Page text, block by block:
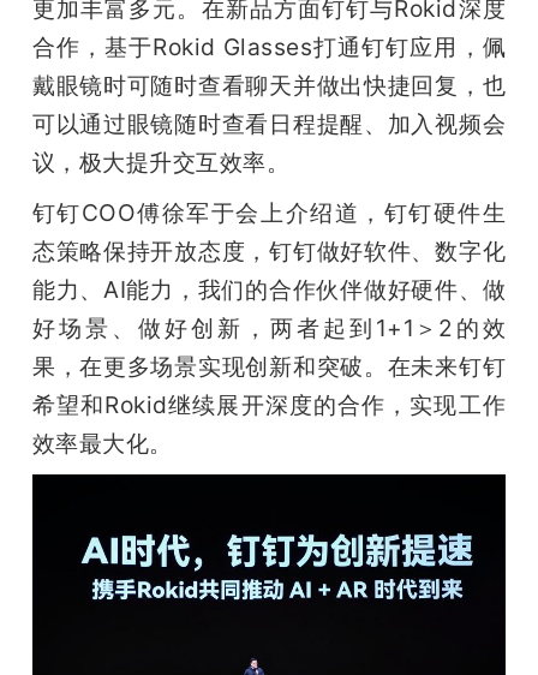
更加丰富多元。在新品方面钉钉与Rokid深度
合作，基于Rokid Glasses打通钉钉应用，佩
戴眼镜时可随时查看聊天并做出快捷回复，也
可以通过眼镜随时查看日程提醒、加入视频会
议，极大提升交互效率。
钉钉COO傅徐军于会上介绍道，钉钉硬件生
态策略保持开放态度，钉钉做好软件、数字化
能力、AI能力，我们的合作伙伴做好硬件、做
好场景、做好创新，两者起到1+1＞2的效
果，在更多场景实现创新和突破。在未来钉钉
希望和Rokid继续展开深度的合作，实现工作
效率最大化。